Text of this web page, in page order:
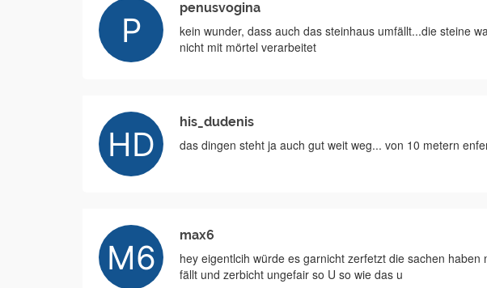
penusvogina
kein wunder, dass auch das steinhaus umfällt...die steine
nicht mit mörtel verarbeitet
his_dudenis
das dingen steht ja auch gut weit weg... von 10 metern
max6
hey eigentlcih würde es garnicht zerfetzt die sachen
fällt und zerbicht ungefair so U so wie das u